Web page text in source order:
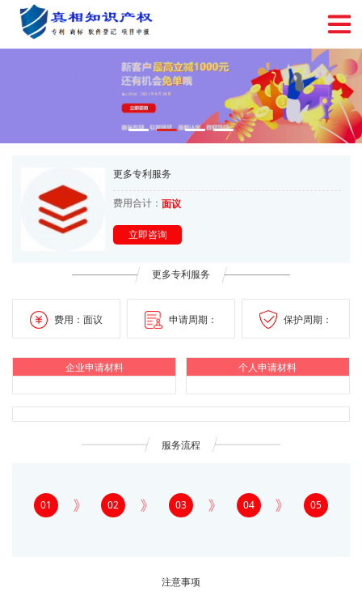
更多专利服务
费用合计： 面议
立即咨询
更多专利服务
费用：面议 申请周期： 保护周期：
企业申请材料 个人申请材料
服务流程
01 02 03 04 05
注意事项